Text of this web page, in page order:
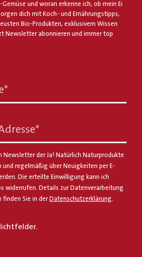
und woran erkenne ich, ob mein Ei
dich mit Koch- und Ernährungstipps,
Bio-Produkten, exklusivem Wissen
Newsletter abonnieren und immer top
*
*
Newsletter der Ja! Natürlich Naturprodukte
und regelmäßig über Neuigkeiten per E-
Die erteilte Einwilligung kann ich
widerrufen. Details zur Datenverarbeitung
finden Sie in der Datenschutzerklärung.